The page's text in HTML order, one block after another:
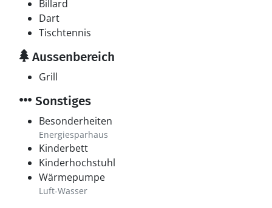
Billard
Dart
Tischtennis
Aussenbereich
Grill
Sonstiges
Besonderheiten
Energiesparhaus
Kinderbett
Kinderhochstuhl
Wärmepumpe
Luft-Wasser